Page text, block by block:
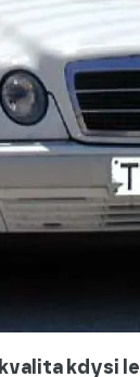
kdysi